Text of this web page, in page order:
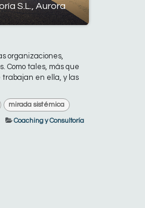
S.L., Aurora
organizaciones,
Como tales, más que
trabajan en ella, y las
mirada sistémica
Coaching y Consultoría